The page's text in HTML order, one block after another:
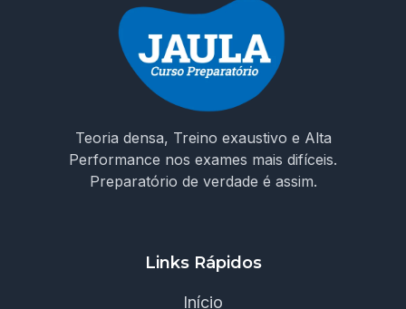
Teoria densa, Treino exaustivo e Alta
Performance nos exames mais difíceis.
Preparatório de verdade é assim.
Links Rápidos
Início